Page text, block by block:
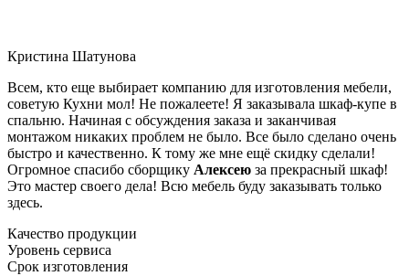
Кристина Шатунова
Всем, кто еще выбирает компанию для изготовления мебели,
советую Кухни мол! Не пожалеете! Я заказывала шкаф-купе в
спальню. Начиная с обсуждения заказа и заканчивая
монтажом никаких проблем не было. Все было сделано очень
быстро и качественно. К тому же мне ещё скидку сделали!
Огромное спасибо сборщику Алексею за прекрасный шкаф!
Это мастер своего дела! Всю мебель буду заказывать только
здесь.
Качество продукции
Уровень сервиса
Срок изготовления